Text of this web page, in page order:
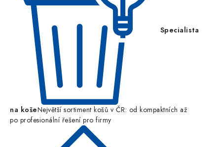
Specialista
na košeNejvětší sortiment košů v ČR: od kompaktních až
po profesionální řešení pro firmy